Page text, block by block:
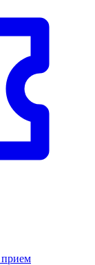
прием